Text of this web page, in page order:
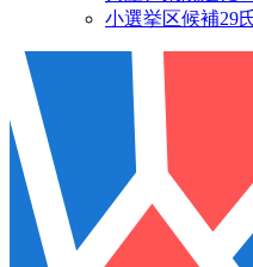
小選挙区候補29